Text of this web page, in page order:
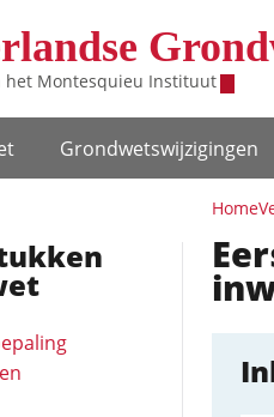
het Montesquieu Instituut
Grondwets­wijzigingen
Home